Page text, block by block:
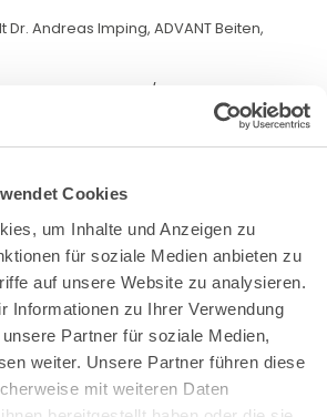
Cookies
um Inhalte und Anzeigen zu
für soziale Medien anbieten zu
auf unsere Website zu analysieren.
Informationen zu Ihrer Verwendung
Partner für soziale Medien,
weiter. Unsere Partner führen diese
mit weiteren Daten
Andreas Imping, ADVANT Beiten,
des EuGH Nr. 10/24 v. 18.1.2024
2